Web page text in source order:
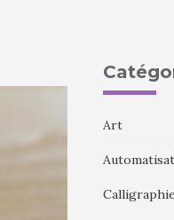
Art
Calligraphie